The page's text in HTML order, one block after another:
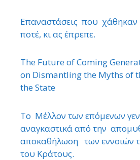
Επαναστάσεις που χάθηκαν
ποτέ, κι ας έπρεπε.
The Future of Coming
on Dismantling the Myths of
the State
Το Μέλλον των επόμενων
αναγκαστικά από την
αποκαθήλωση των εννοιών
του Κράτους.